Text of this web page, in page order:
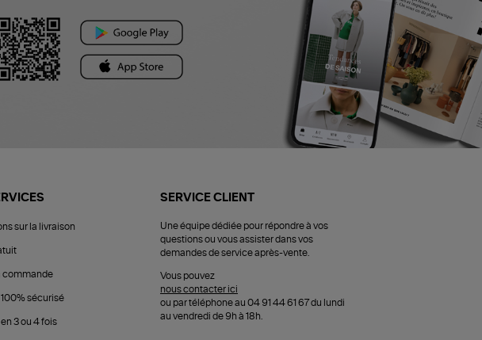
sur la livraison
commande
sécurisé
3 ou 4 fois
SERVICE CLIENT
Une équipe dédiée pour répondre à vos
questions ou vous assister dans vos
demandes de service après-vente.
Vous pouvez
nous contacter ici
ou par téléphone au 04 91 44 61 67 du lundi
au vendredi de 9h à 18h.